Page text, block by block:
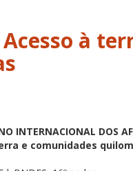
à
INTERNACIONAL DOS
e comunidades